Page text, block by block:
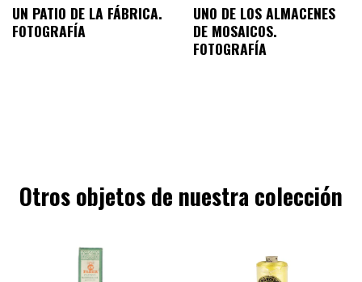
UN PATIO DE LA FÁBRICA.
FOTOGRAFÍA
UNO DE LOS ALMACENES
DE MOSAICOS.
FOTOGRAFÍA
Otros objetos de nuestra colección